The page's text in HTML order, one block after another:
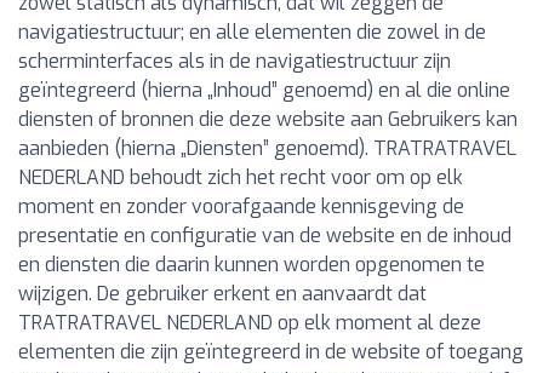
navigatiestructuur; en alle elementen die zowel in de
scherminterfaces als in de navigatiestructuur zijn
geïntegreerd (hierna „Inhoud” genoemd) en al die online
diensten of bronnen die deze website aan Gebruikers kan
aanbieden (hierna „Diensten” genoemd). TRATRATRAVEL
NEDERLAND behoudt zich het recht voor om op elk
moment en zonder voorafgaande kennisgeving de
presentatie en configuratie van de website en de inhoud
en diensten die daarin kunnen worden opgenomen te
wijzigen. De gebruiker erkent en aanvaardt dat
TRATRATRAVEL NEDERLAND op elk moment al deze
elementen die zijn geïntegreerd in de website of toegang